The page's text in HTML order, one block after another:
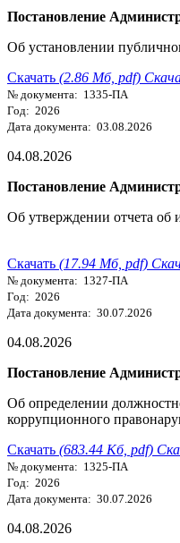
Постановление
Об установлении
Скачать (2.86 Мб, pdf)
№ документа: 1335-ПА
Год: 2026
Дата документа: 03.08.2026
04.08.2026
Постановление
Об утверждении отчета об
Скачать (17.94 Мб, pdf)
№ документа: 1327-ПА
Год: 2026
Дата документа: 30.07.2026
04.08.2026
Постановление
Об определении
коррупционного
Скачать (683.44 Кб, pdf)
№ документа: 1325-ПА
Год: 2026
Дата документа: 30.07.2026
04.08.2026